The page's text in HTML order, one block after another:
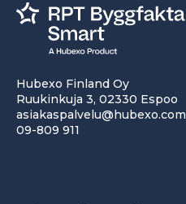
Hubexo Finland Oy
Ruukinkuja 3, 02330 Espoo
asiakaspalvelu@hubexo.com
09-809 911